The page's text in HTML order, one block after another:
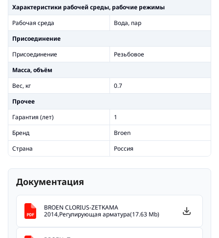
Xарактеристики рабочей среды, рабочие режимы
Рабочая среда
Вода, пар
Присоединение
Присоединение
Резьбовое
Масса, объём
Вес, кг
0.7
Прочее
Гарантия (лет)
1
Бренд
Broen
Страна
Россия
Документация
BROEN CLORIUS-ZETKAMA
2014,Регулирующая арматура(17.63 Mb)